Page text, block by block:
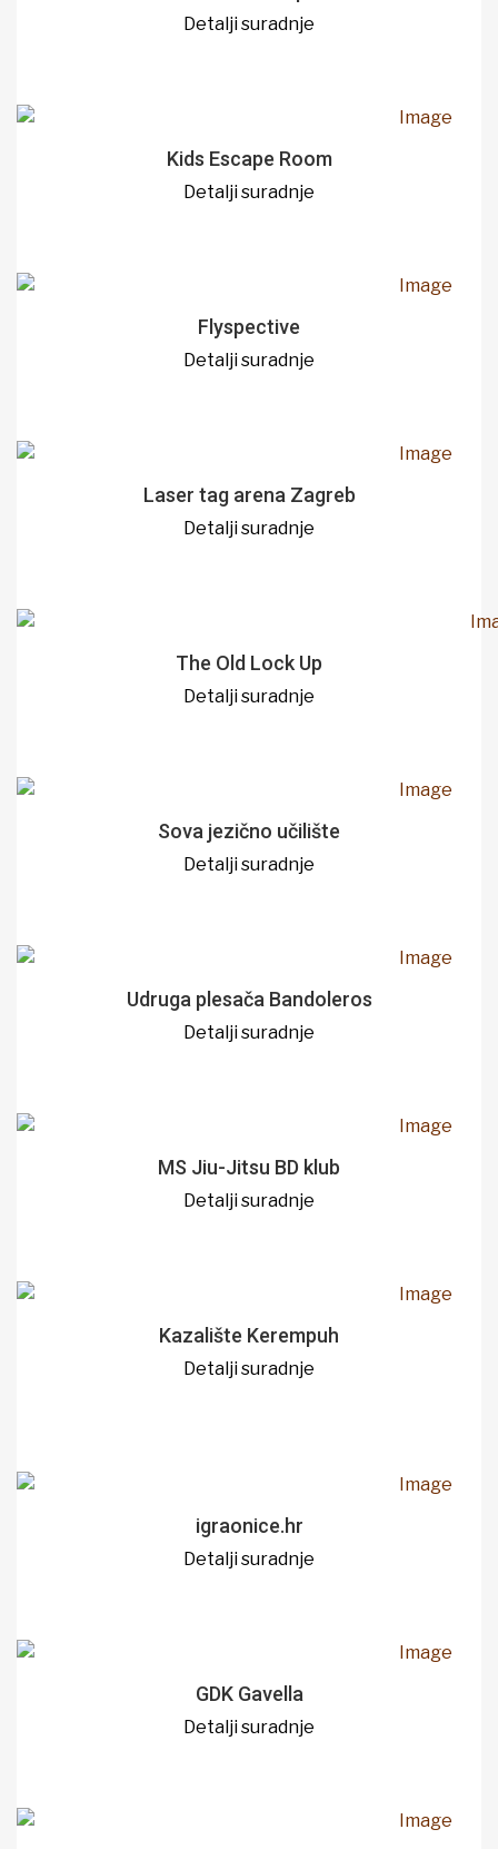
Detalji suradnje
Kids Escape Room
Detalji suradnje
Flyspective
Detalji suradnje
Laser tag arena Zagreb
Detalji suradnje
The Old Lock Up
Detalji suradnje
Sova jezično učilište
Detalji suradnje
Udruga plesača Bandoleros
Detalji suradnje
MS Jiu-Jitsu BD klub
Detalji suradnje
Kazalište Kerempuh
Detalji suradnje
igraonice.hr
Detalji suradnje
GDK Gavella
Detalji suradnje